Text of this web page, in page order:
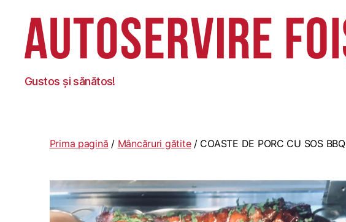
Autoservire
Foisor
Gustos și sănătos!
Prima pagină / Mâncăruri gătite/ COASTE DE PORC CU SOS BBQ